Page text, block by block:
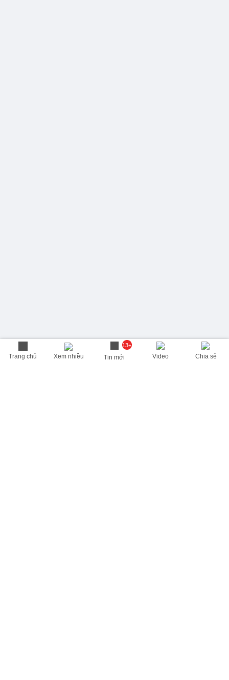
Trang chủ Xem nhiều
13+
Tin mới Video Chia sẻ